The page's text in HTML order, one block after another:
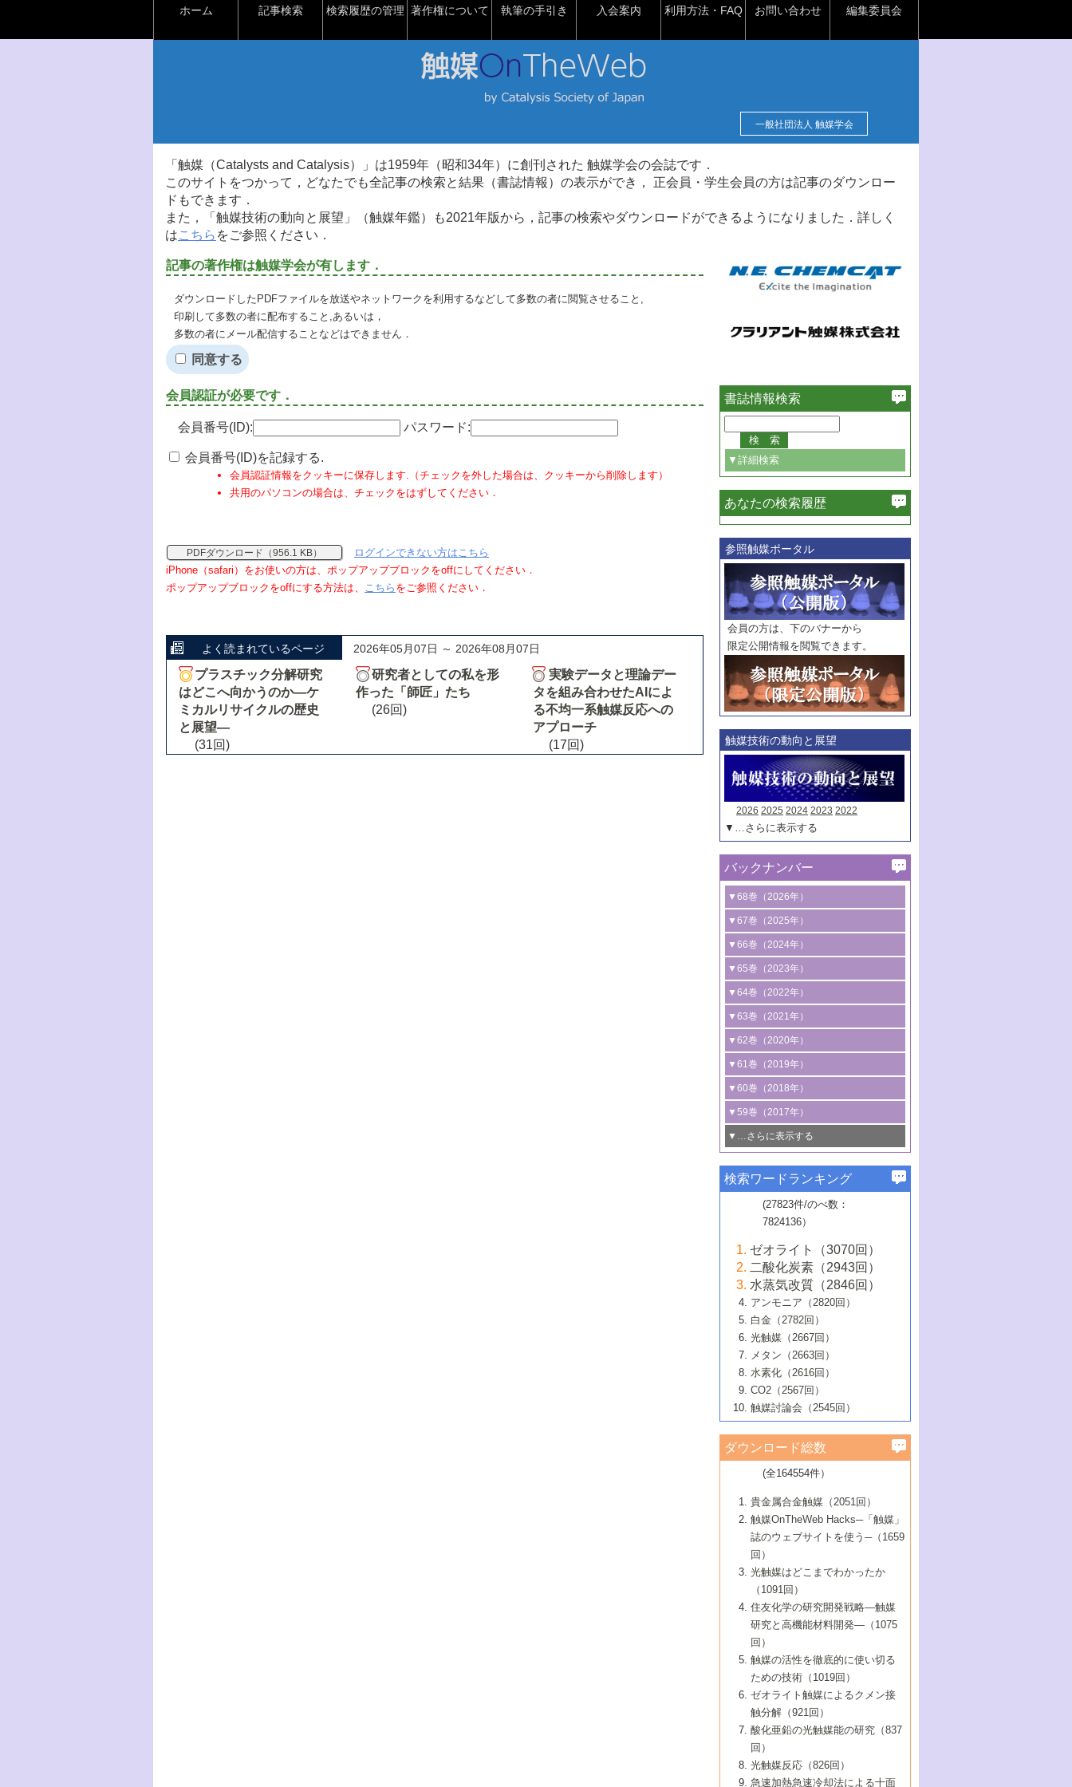
ホーム 記事検索 検索履歴の管理 著作権について 執筆の手引き 入会案内 利用方法・FAQ お問い合わせ 編集委員会
一般社団法人 触媒学会
「触媒（Catalysts and Catalysis）」は1959年（昭和34年）に創刊された 触媒学会の会誌です．
このサイトをつかって，どなたでも全記事の検索と結果（書誌情報）の表示ができ， 正会員・学生会員の方は記事のダウンロー
ドもできます．
また，「触媒技術の動向と展望」（触媒年鑑）も2021年版から，記事の検索やダウンロードができるようになりました．詳しく
はこちら をご参照ください．
記事の著作権は触媒学会が有します．
ダウンロードしたPDFファイルを放送やネットワークを利用するなどして多数の者に閲覧させること,
印刷して多数の者に配布すること,あるいは，
多数の者にメール配信することなどはできません．
同意する
会員認証が必要です．
会員番号(ID): パスワード:
会員番号(ID)を記録する.
会員認証情報をクッキーに保存します.（チェックを外した場合は、クッキーから削除します）
共用のパソコンの場合は、チェックをはずしてください．
PDFダウンロード（956.1 KB）
ログインできない方はこちら
iPhone（safari）をお使いの方は、ポップアップブロックをoffにしてください．
ポップアップブロックをoffにする方法は、 こちら をご参照ください．
よく読まれているページ 2026年05月07日 ～ 2026年08月07日
プラスチック分解研究
はどこへ向かうのか―ケ
ミカルリサイクルの歴史
と展望―
(31回)
研究者としての私を形
作った「師匠」たち
(26回)
実験データと理論デー
タを組み合わせたAIによ
る不均一系触媒反応への
アプローチ
(17回)
書誌情報検索
▼詳細検索
必ず含む
巻・号指定
巻
号
範囲指定
巻
号～
巻
号
触媒年鑑
年度
記事種別
マーク：
マークあり
あなたの検索履歴
参照触媒ポータル
会員の方は、下のバナーから
限定公開情報を閲覧できます。
触媒技術の動向と展望
2026 2025 2024 2023 2022
▼…さらに表示する
バックナンバー
▼68巻（2026年）
1号 過酸化水素合成に関する研究動向
2号 コンピューター技術により加速する
触媒開発
3号 有機分子変換やCO 資源化のための
光触媒に関する最近の研究
B号 第137回触媒討論会（2026年）
▼67巻（2025年）
1号 CO
水素化によるグリーン燃料/グリ
ーンケミカル製造
2号 水素製造のための水分解技術に関す
る最近の研究
3号 オレフィン系樹脂の精密合成に関す
る最新技術
4号 アルコール類の効率的変換を実現す
る非貴金属触媒の研究動向
5号 ゼオライトの合成と応用における研
究動向
6号 ヘテロ接合界面
B号 第135回触媒討論会（2025年）
▼66巻（2024年）
1号 低次元ナノ構造を有する触媒材料
2号 規制反応場を活用した固体触媒研究
の新展開
3号 未踏分子変換を目指した酸化触媒プ
ロセスの最前線
4号 シンクロトロン放射光および中性子
線を利用した触媒解析技術の最先端
5号 単原子触媒
6号 参照触媒委員会からのお知らせ
B号 第133回触媒討論会（2023年）
▼65巻（2023年）
1号 炭素が関わる触媒機能
2号 プラスチックケミカルリサイクルの
ための触媒技術
3号 非酸化物系金属化合物を基盤とした
触媒材料の開発
4号 格子酸素・格子酸素欠陥を利用した
触媒反応
5号 生体触媒によるエネルギー変換反応
6号 窒素とリンの循環のための触媒・機
能性材料
▼64巻（2022年）
1号 合成ガス製造とCOを用いるケミカル
ズ合成の最新動向
2号 化学品合成のための合金触媒開発
3号 CO の排出削減および有効活用のた
めの触媒技術
4号 若手による情報発信企画～とびたて
若き触媒の研究者たち～（1）
若き触媒の研究者たち～（2）
6号 石油のノーブル・ユースを志向した
触媒技術
大学：オンライン・対面開催）
▼63巻（2021年）
1号 金触媒の新展開
2号 ペロブスカイト
3号 特殊反応場を利用した触媒的分子変
換反応
4号 多孔質材料を用いた触媒の新展開
5号 情報学的手法を用いた触媒開発
6号 カーボンニュートラルに向けた電解
技術
B号 第127回触媒討論会（2021年・オン
ライン開催(Zoom)のみ）
▼62巻（2020年）
1号 触媒設計を拓く欠陥構造のキャラク
タリゼーション
2号 機能化学品製造に資するクリーンな
触媒的酸化反応
3号 水処理のための触媒化学
4号 光触媒を用いた水分解の最新の研究
動向
5号 次世代の触媒プロセスを支えるマイ
6号 メタン転換技術の最新動向
B号 第125回触媒討論会（2020年・工学
院大学）
▼61巻（2019年）
1号 物質移動制御に着目した触媒プロセ
ス開発
2号 CO2 フリー水素サプライチェーンに
関わる触媒開発動向
3号 精密高分子合成に関する最近の研究
動向
4号 バイオマス化成品製造のための触媒
5号 固体触媒による含窒素有機化合物変
換の最前線
6号 貴金属使用量低減に向けた自動車排
ガス浄化触媒の開発
B号 第123回触媒討論会（2019年・大阪
▼60巻（2018年）
1号 固体酸触媒の最新の研究動向
2号 二酸化炭素からの有用化学品合成
3号 ナノ粒子・クラスター触媒の最前線
4号 60周年記念企画
5号 進化するゼオライト合成技術
6号 非貴金属系触媒における電気化学的
B号 第121回触媒討論会（2018年・東京
大学）
▼59巻（2017年）
1号 いたるところに，触媒
最先端技術
3号 無機分離膜材料の開発と触媒反応プ
ロセスへの適用
5号 水素のふるまいを解き明かす最先端
研究
6号 低級アルカンの有効利用のための触
媒技術
B号 第119回触媒討論会（2017年・首都
大学東京）
▼…さらに表示する
1号 ユニークな構造の高分子を生み出す触
2号 リグニンからの化成品製造に向けた触
媒技術
3号 触媒研究の最先端～とびたて若き研究
者たち～（1）
4号 触媒研究の最先端～とびたて若き研究
者たち～（2）
5号 触媒研究の最先端～とびたて若き研究
者たち～（3）
6号 イオニクス材料と燃料電池・電解合成
の最新の研究動向
B号 第117回触媒討論会（2016年・大阪府
立大学）
▼57巻（2015年）
1号 水素キャリアにかかわる触媒技術の新
2号 石油精製用触媒の最近の進展
3号 固体酸化物形燃料電池（SOFC）におけ
るアノード触媒上での燃料直接改質技術
4号 コアシェル構造の制御による触媒機能
5号 工業触媒およびその周辺技術の最近の
進歩
6号 ナノシート
B号 第115回触媒討論会（2015年・成蹊大
▼56巻（2014年）
2号 光触媒反応機構に関する最新の研究動
向
開発動向
4号 人工光合成に向けた近年のアプローチ
5号 未利用熱エネルギーの有効活用に貢献
する触媒技術
6号 ポリオキソメタレート
B号 第113回触媒討論会（2014年・ロワジ
ールホテル豊橋）
1号 高耐久性燃料電池システム用触媒にお
ける新展開
2号 リビングラジカル重合の最近の動向
3号 天然ガスの化学工業的展開に関する触
媒技術
4号 貴金属触媒の精密構造制御とその活用
5号 バイオマス化成品製造のための固体触
6号 ナノ空間─吸着状態解析から新機能開拓
B号 第111回触媒討論会（2013年・関西大
▼54巻（2012年）
1号 規則性多孔体の利用技術における最近
の進歩
2号 第109回触媒討論会
3号 貴金属低減技術の最新動向
4号 貴金属代替技術の最新動向
5号 光触媒による物質変換反応の新展開
6号 グラフェン
7号 水素を利用する化成品合成の新潮流
▼53巻（2011年）
1号 金属学から見る合金触媒の新展開
2号 第107回触媒討論会
3号 触媒のその場観察法の進歩（１）
4号 触媒のその場観察法の進歩（２）
5号 不活性結合の触媒的活性化による有機
合成
6号 新しい固体酸触媒技術
7号 ゼオライト合成における最近の進歩
▼52巻（2010年）
1号 触媒の劣化対策と長寿命触媒開発
2号 第105回触媒討論会
3号 ナノ構造が拓く新機能
4号 活性サイトおよびその環境の精密な設
計による触媒の高機能化
5号 触媒を有効に使うための技術
7号 有機分子触媒による精密有機合成
8号 高機能化ポリオレフィンに向けた重合
触媒の最近の進展
1号 炭素材料－熱い注目を集める材料－
2号 第103回触媒討論会
3号 環境浄化用光触媒の現状と課題
4号 水素社会の実現に向けた水素製造・貯
蔵技術の進歩
5号 CO2が関わる触媒・材料
7号 持続可能社会実現のための触媒および
触媒関連技術
▼50巻（2008年）
1号 触媒化学と学会のこの10年，半世紀，
そして未来
2号 第101回触媒討論会
4号 錯体を利用したユニークな表面構造の
構築と機能
5号 若手会員による触媒研究の未来展望1：
企業編
6号 第102回触媒討論会
7号 触媒・化学反応における計算化学の進
8号 若手研究者による触媒研究の未来展望
2：大学・研究所編
▼49巻（2007年）
1号 含フッ素化合物の合成と触媒
2号 第99回触媒討論会
3号 実用的ファインケミカル合成プロセス
を実現する触媒
5号 こんな物質，あんな物質―新たな触媒
の可能性―
7号 『結晶の化学』を活かした触媒研究
8号 イオン液体の応用
▼48巻（2006年）
1号 固体酸触媒の最近の進歩
2号 第97回触媒討論会
3号 リビング重合触媒の最近の展開
5号 水素製造・貯蔵のための触媒技術の新
しい展開
6号 第98回触媒討論会
7号 基礎化学品製造の触媒技術
8号 多機能型リアクター
1号 最近の触媒担体とその効果
2号 第95回触媒討論会
4号 水分解用光触媒材料
5号 時間分解分光の進歩と応用
6号 第96回触媒討論会
8号 超臨界流体を用いた化学プロセスの新
▼46巻（2004年）
1号 部分酸化反応触媒の最前線
2号 第93回触媒討論会
3号 特殊エネルギー場の触媒反応
4号 生体内における金属の触媒作用
5号 ファインケミカルズの展開に寄与する
6号 第94回触媒討論会
7号 サブナノレベルでみた新しい表面現象
8号 オレフィン重合触媒の新たな展
▼45巻（2003年）
1号 なぜこの触媒が良いのか？
2号 第91回触媒討論会
3号 最近の自動車排ガス処理技術
4号 触媒研究の現状と将来─第90回触媒討論
5号 基礎化学品製造の触媒技術
6号 第92回触媒討論会
7号 基礎化学品製造の触媒技術
8号 資源の循環と触媒技術
▼44巻（2002年）
1号 高次制御された触媒の化学
2号 第89回触媒討論会
3号 触媒を利用した電気化学の新展開
4号 ナノ材料の調製と機能化
5号 こんな触媒が欲しい
6号 第90回触媒討論会
7号 触媒研究と学術雑誌/情報
8号 若い世代からみた触媒化学の現状と未
▼43巻（2001年）
1号 グリーンケミストリーと触媒
2号 第87回触媒討論会特集号
3号 生体触媒とバイオプロセス
4号 水素製造・利用の触媒化学
5号 触媒研究における新しい切り口：コン
ビナトリアルケミストリー
6号 第88回触媒討論会特集号
7号 企業における触媒研究のブレークスル
8号 この材料を触媒として使ってみません
▼42巻（2000年）
1号 触媒反応工学の明日を拓く
2号 第85回触媒討論会
3号 反応ダイナミクス
5号 触媒のおもしろさをどのように伝える
6号 第86回触媒討論会
7号 水素化精製触媒の新しい展開
8号 新しい反応性と機能性を目指した金属
クラスタ-化学
▼41巻（1999年）
1号 孔、穴、あな?-特異な空間とその利用-
2号 第83回触媒討論会
3号 均一系触媒反応最前線
4号 実用炭素材料の新展開
5号 研究の方法論を考える
7号 機能性金属材料と触媒
8号 触媒研究へのNMRの応用と展望
▼40巻（1998年）
進展と21世紀への提言/創立40周年記念・触
媒学会この10年の歩みとこれから/創立40周
2号 第81回触媒討論会
3号 計算機触媒化学へのさそい
4号 触媒劣化の制御と予測
5号 最新の実用プロセスと触媒
6号 第82回触媒討論会
1号 均一系と不均一系触媒反応-その特徴と
接点
2号 第79回触媒討論会
3号 最新NO除去触媒の実用化研究
4号 新しい反応場を目指した触媒調製
5号 反応・分離技術の新しい展開
6号 第80回触媒討論会
▼38巻（1996年）
1号 触媒の構造と触媒作用/C1化学を中心と
する21世紀への触媒
3号 オリンピックメダル:金・銀・銅はどん
な触媒作用を示すか
4号 触媒作用における機能の複合化
▼37巻（1995年）
1号 ファインケミカルズと固体触媒
2号 第75回触媒討論会
3号 希土類を利用した触媒
4号 触媒とリサイクル
5号 エネルギー変換触媒
▼36巻（1994年）
1号 電気化学と触媒
2号 第73回触媒討論会
3号 C4化学の展開
4号 《通常号》
▼35巻（1993年）
1号 工業触媒開発マニュアル―探索から工
業化まで
2号 第71回触媒討論会
▼34巻（1992年）
1号 インパクトを与えたこの研究
2号 第69回触媒討論会
▼33巻（1991年）
1号 触媒プロセス開発マニュアル―探索か
▼32巻（1990年）
検索ワードランキング
(27823件/のべ数：
7824136）
ゼオライト（3070回）
二酸化炭素（2943回）
水蒸気改質（2846回）
アンモニア（2820回）
白金（2782回）
光触媒（2667回）
メタン（2663回）
水素化（2616回）
CO2（2567回）
触媒討論会（2545回）
ダウンロード総数
(全164554件）
貴金属合金触媒（2051回）
触媒OnTheWeb Hacks─「触媒」
誌のウェブサイトを使う─（1659
回）
光触媒はどこまでわかったか
（1091回）
住友化学の研究開発戦略―触媒
研究と高機能材料開発―（1075
回）
触媒の活性を徹底的に使い切る
ための技術（1019回）
ゼオライト触媒によるクメン接
触分解（921回）
酸化亜鉛の光触媒能の研究（837
回）
光触媒反応（826回）
急速加熱急速冷却法による十面